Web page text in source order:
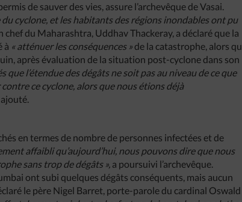
de sauver des vies, assure l’archevêque de Vasai.
cyclone, et les habitants des régions inondables ont pu
du Maharashtra, Uddhav Thackeray, a déclaré que la
à « atténuer les conséquences » de la catastrophe, alors
après évaluation de la situation post-cyclone dans son
que l’étendue des dégâts ne soit pas au niveau de ce que
ce cyclone, alors que nous étions déjà
en termes de nombre de personnes infectées et de
affaibli qu’aujourd’hui, nous pouvons dire que nous
sans trop de dégâts », a poursuivi l’archevêque.
ont subi quelques dégâts conséquents, mais aucun
le père Nigel Barret, porte-parole du cardinal Oswald